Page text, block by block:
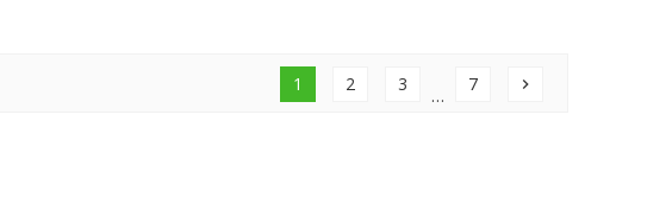
1 2 3
…
7 chevron_right